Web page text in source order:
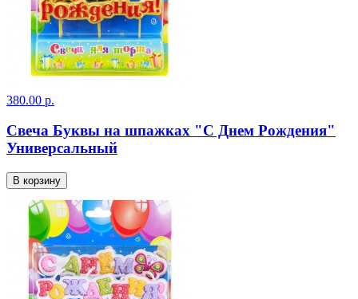
380.00 р.
Свеча Буквы на шпажках "С Днем Рождения"
Универсальный
В корзину